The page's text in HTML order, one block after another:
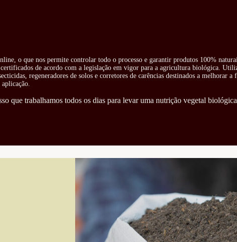
o que nos permite controlar todo o processo e garantir produtos 100%
de acordo com a legislação em vigor para a agricultura biológica.
regeneradores de solos e corretores de carências destinados a melhorar
que trabalhamos todos os dias para levar uma nutrição vegetal